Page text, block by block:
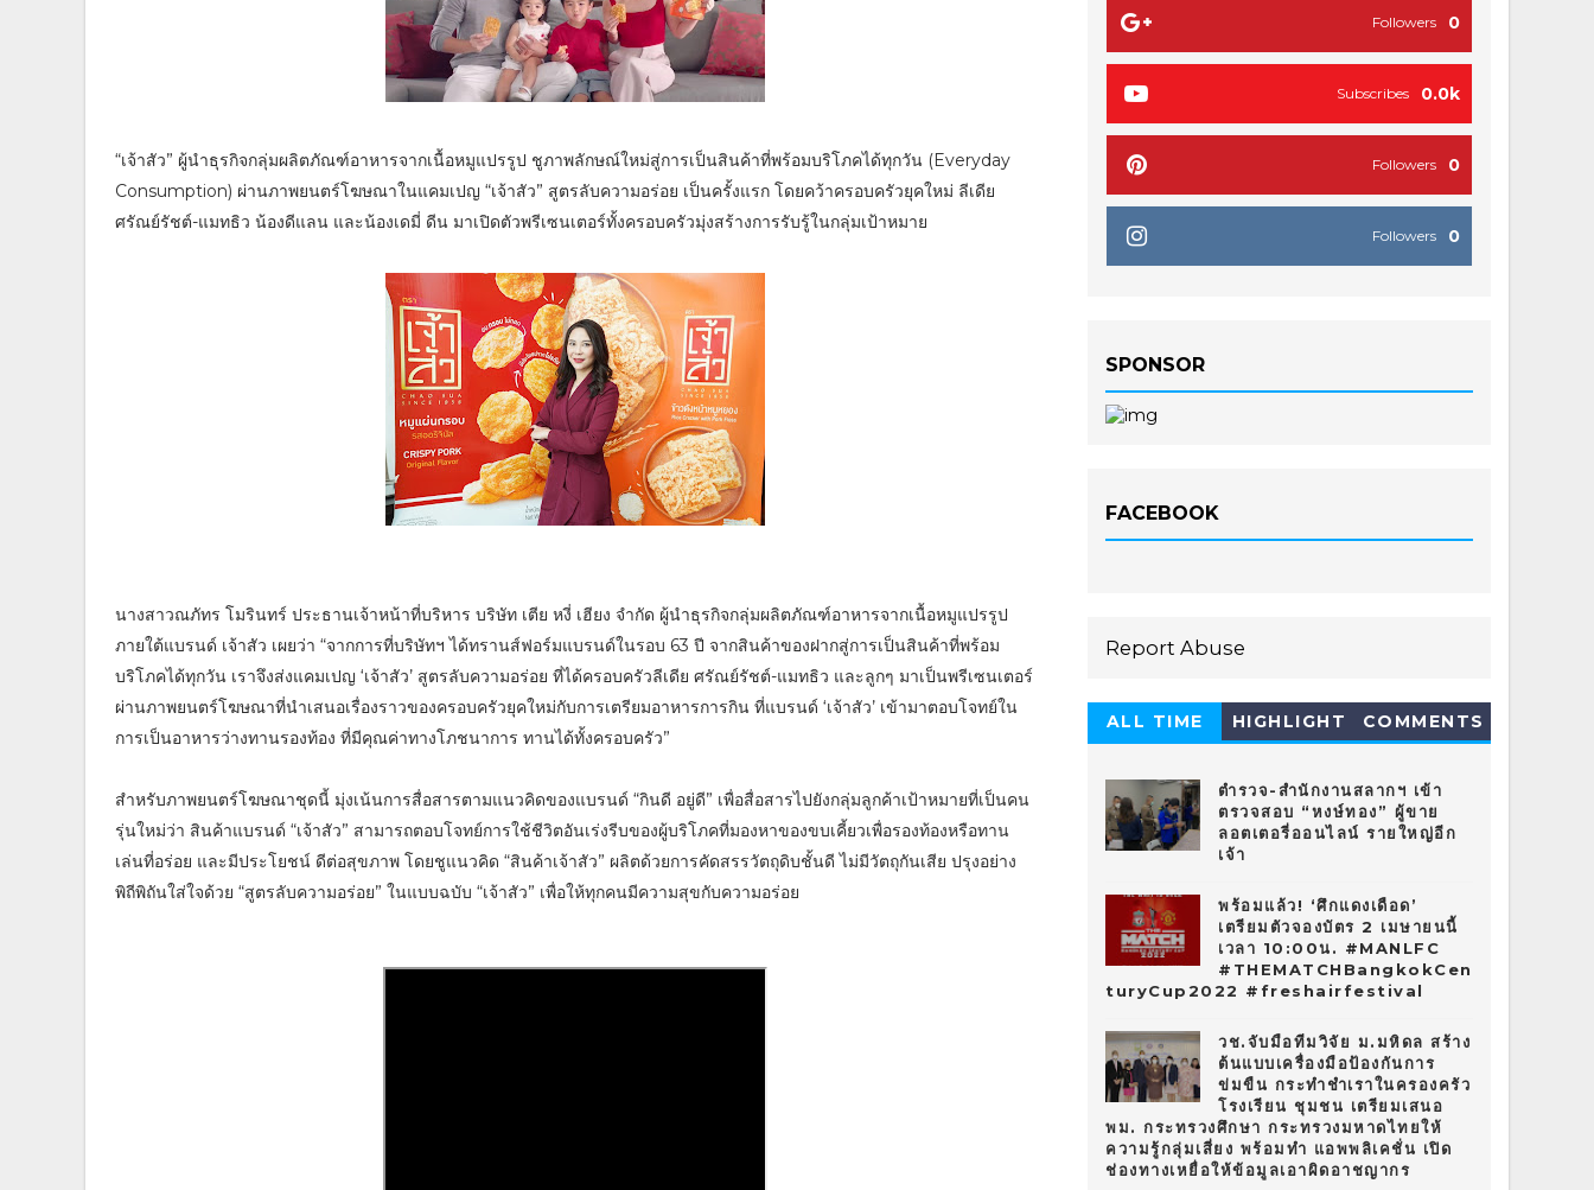
“เจ้าสัว” ผู้นำธุรกิจกลุ่มผลิตภัณฑ์อาหารจากเนื้อหมูแปรรูป ชูภาพลักษณ์ใหม่สู่การเป็นสินค้าที่พร้อมบริโภคได้ทุกวัน (Everyday
Consumption) ผ่านภาพยนตร์โฆษณาในแคมเปญ “เจ้าสัว” สูตรลับความอร่อย เป็นครั้งแรก โดยคว้าครอบครัวยุคใหม่ ลีเดีย
ศรัณย์รัชต์-แมทธิว น้องดีแลน และน้องเดมี่ ดีน มาเปิดตัวพรีเซนเตอร์ทั้งครอบครัวมุ่งสร้างการรับรู้ในกลุ่มเป้าหมาย
นางสาวณภัทร โมรินทร์ ประธานเจ้าหน้าที่บริหาร บริษัท เตีย หงี่ เฮียง จำกัด ผู้นำธุรกิจกลุ่มผลิตภัณฑ์อาหารจากเนื้อหมูแปรรูป
ภายใต้แบรนด์ เจ้าสัว เผยว่า “จากการที่บริษัทฯ ได้ทรานส์ฟอร์มแบรนด์ในรอบ 63 ปี จากสินค้าของฝากสู่การเป็นสินค้าที่พร้อม
บริโภคได้ทุกวัน เราจึงส่งแคมเปญ ‘เจ้าสัว’ สูตรลับความอร่อย ที่ได้ครอบครัวลีเดีย ศรัณย์รัชต์-แมทธิว และลูกๆ มาเป็นพรีเซนเตอร์
ผ่านภาพยนตร์โฆษณาที่นำเสนอเรื่องราวของครอบครัวยุคใหม่กับการเตรียมอาหารการกิน ที่แบรนด์ ‘เจ้าสัว’ เข้ามาตอบโจทย์ใน
การเป็นอาหารว่างทานรองท้อง ที่มีคุณค่าทางโภชนาการ ทานได้ทั้งครอบครัว”
สำหรับภาพยนตร์โฆษณาชุดนี้ มุ่งเน้นการสื่อสารตามแนวคิดของแบรนด์ “กินดี อยู่ดี” เพื่อสื่อสารไปยังกลุ่มลูกค้าเป้าหมายที่เป็นคน
รุ่นใหม่ว่า สินค้าแบรนด์ “เจ้าสัว” สามารถตอบโจทย์การใช้ชีวิตอันเร่งรีบของผู้บริโภคที่มองหาของขบเคี้ยวเพื่อรองท้องหรือทาน
เล่นที่อร่อย และมีประโยชน์ ดีต่อสุขภาพ โดยชูแนวคิด “สินค้าเจ้าสัว” ผลิตด้วยการคัดสรรวัตถุดิบชั้นดี ไม่มีวัตถุกันเสีย ปรุงอย่าง
พิถีพิถันใส่ใจด้วย “สูตรลับความอร่อย” ในแบบฉบับ “เจ้าสัว” เพื่อให้ทุกคนมีความสุขกับความอร่อย
0
Followers
0.0k
Subscribes
0
Followers
0
Followers
SPONSOR
FACEBOOK
Report Abuse
ALL TIME
HIGHLIGHT COMMENTS
ตำรวจ-สำนักงานสลากฯ เข้า
ตรวจสอบ “หงษ์ทอง” ผู้ขาย
ลอตเตอรี่ออนไลน์ รายใหญ่อีก
เจ้า
พร้อมแล้ว! ‘ศึกแดงเดือด’
เตรียมตัวจองบัตร 2 เมษายนนี้
เวลา 10:00น. #MANLFC
#THEMATCHBangkokCen
turyCup2022 #freshairfestival
วช.จับมือทีมวิจัย ม.มหิดล สร้าง
ต้นแบบเครื่องมือป้องกันการ
ข่มขืน กระทำชำเราในครองครัว
โรงเรียน ชุมชน เตรียมเสนอ
พม. กระทรวงศึกษา กระทรวงมหาดไทยให้
ความรู้กลุ่มเสี่ยง พร้อมทำ แอพพลิเคชั่น เปิด
ช่องทางเหยื่อให้ข้อมูลเอาผิดอาชญากร